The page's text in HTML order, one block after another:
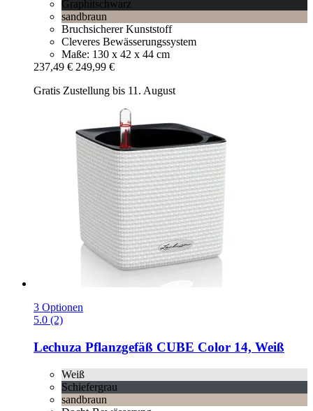
Graphitschwarz
sandbraun
Bruchsicherer Kunststoff
Cleveres Bewässerungssystem
Maße: 130 x 42 x 44 cm
237,49 € 249,99 €
Gratis Zustellung bis 11. August
3 Optionen
5.0 (2)
Lechuza Pflanzgefäß CUBE Color 14, Weiß
Weiß
Schiefergrau
sandbraun